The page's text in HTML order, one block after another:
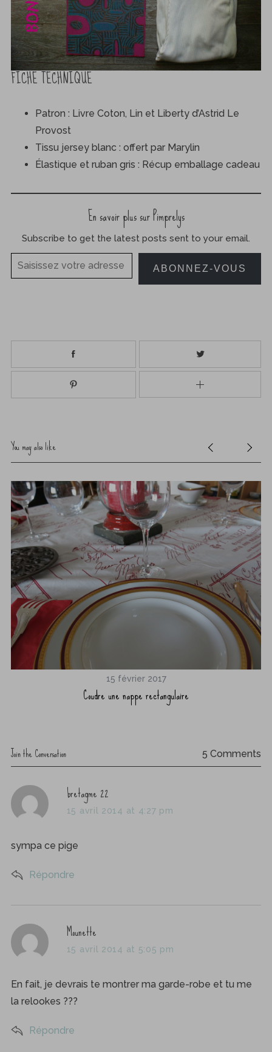
FICHE TECHNIQUE
Patron : Livre Coton, Lin et Liberty d’Astrid Le
Provost
Tissu jersey blanc : offert par Marylin
Élastique et ruban gris : Récup emballage cadeau
En savoir plus sur Pimprelys
Subscribe to get the latest posts sent to your email.
Saisissez votre adresse e-mail…
ABONNEZ-VOUS
You may also like
15 février 2017
Coudre une nappe rectangulaire
Join the Conversation 5 Comments
s
a
s
bretagme 22
15 avril 2014 at 4:27 pm
sympa ce pige
Répondre
s
a
s
:
Mounette
15 avril 2014 at 5:05 pm
En fait, je devrais te montrer ma garde-robe et tu me
la relookes ???
Répondre
o
r